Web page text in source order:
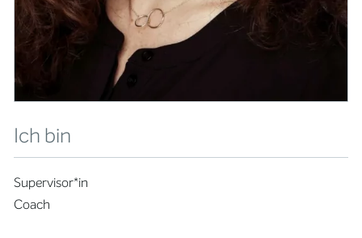
Ich bin
Supervisor*in
Coach